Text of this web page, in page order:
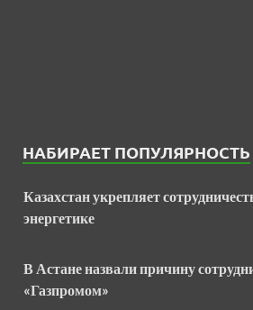
НАБИРАЕТ ПОПУЛЯРНОСТЬ
Казахстан укрепляет
энергетике
В Астане назвали причину
«Газпромом»